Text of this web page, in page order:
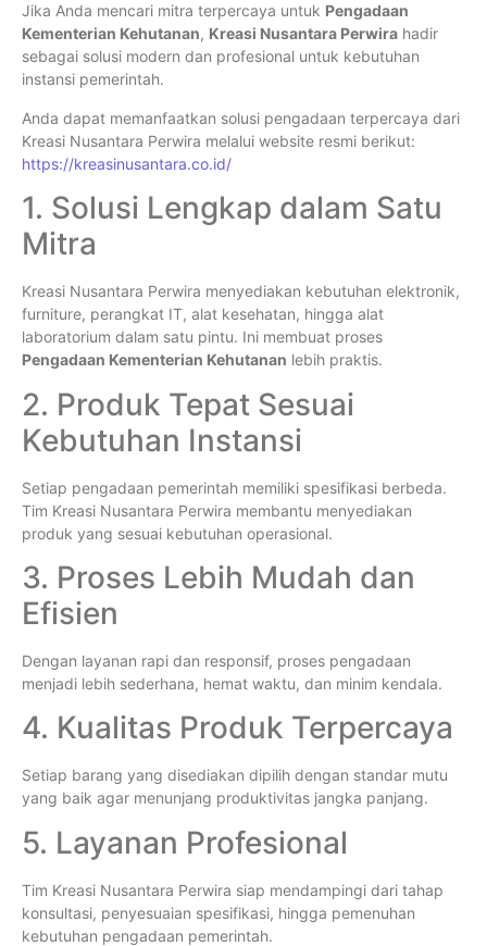
Jika Anda mencari mitra terpercaya untuk Pengadaan
Kementerian Kehutanan, Kreasi Nusantara Perwira hadir
sebagai solusi modern dan profesional untuk kebutuhan
instansi pemerintah.
Anda dapat memanfaatkan solusi pengadaan terpercaya dari
Kreasi Nusantara Perwira melalui website resmi berikut:
https://kreasinusantara.co.id/
1. Solusi Lengkap dalam Satu
Mitra
Kreasi Nusantara Perwira menyediakan kebutuhan elektronik,
furniture, perangkat IT, alat kesehatan, hingga alat
laboratorium dalam satu pintu. Ini membuat proses
Pengadaan Kementerian Kehutanan lebih praktis.
2. Produk Tepat Sesuai
Kebutuhan Instansi
Setiap pengadaan pemerintah memiliki spesifikasi berbeda.
Tim Kreasi Nusantara Perwira membantu menyediakan
produk yang sesuai kebutuhan operasional.
3. Proses Lebih Mudah dan
Efisien
Dengan layanan rapi dan responsif, proses pengadaan
menjadi lebih sederhana, hemat waktu, dan minim kendala.
4. Kualitas Produk Terpercaya
Setiap barang yang disediakan dipilih dengan standar mutu
yang baik agar menunjang produktivitas jangka panjang.
5. Layanan Profesional
Tim Kreasi Nusantara Perwira siap mendampingi dari tahap
konsultasi, penyesuaian spesifikasi, hingga pemenuhan
kebutuhan pengadaan pemerintah.